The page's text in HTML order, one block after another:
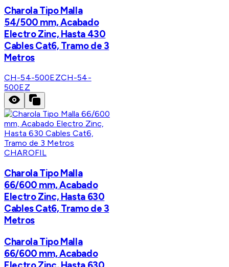
Charola Tipo Malla
54/500 mm, Acabado
Electro Zinc, Hasta 430
Cables Cat6, Tramo de 3
Metros
CH-54-500EZCH-54-
500EZ
CHAROFIL
Charola Tipo Malla
66/600 mm, Acabado
Electro Zinc, Hasta 630
Cables Cat6, Tramo de 3
Metros
Charola Tipo Malla
66/600 mm, Acabado